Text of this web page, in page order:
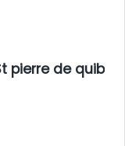
pierre de